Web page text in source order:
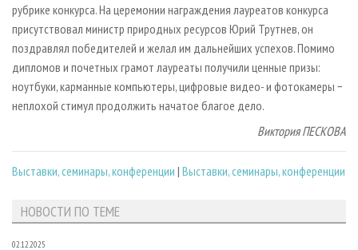
рубрике конкурса. На церемонии награждения лауреатов конкурса
присутствовал министр природных ресурсов Юрий Трутнев, он
поздравлял победителей и желал им дальнейших успехов. Помимо
дипломов и почетных грамот лауреаты получили ценные призы:
ноутбуки, карманные компьютеры, цифровые видео- и фотокамеры −
неплохой стимул продолжить начатое благое дело.
Виктория ПЕСКОВА
Выставки, семинары, конференции | Выставки, семинары, конференции
НОВОСТИ ПО ТЕМЕ
02.12.2025